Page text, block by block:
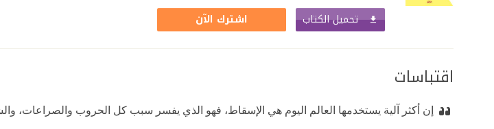
تحميل الكتاب اشترك الآن
اقتباسات
إن أكثر آلية يستخدمها العالم اليوم هي الإسقاط، فهو الذي يفسر سبب كل الحروب والصراعات،